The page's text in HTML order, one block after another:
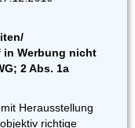
in Werbung nicht
2 Abs. 1a
Herausstellung
richtige